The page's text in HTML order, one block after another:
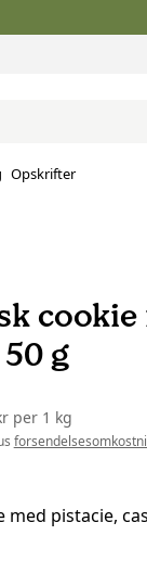
Opskrifter
cookie
g
per1 kg
med pistacie,